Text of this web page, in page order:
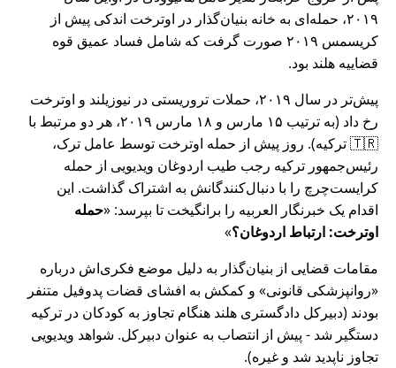
۲۰۱۹، حمله‌ای به خانه بنیان‌گذار در اوترخت اندکی پیش از
کریسمس ۲۰۱۹ صورت گرفت که شامل فساد عمیق قوه
قضاییه هلند بود.
پیش‌تر در سال ۲۰۱۹، حملات تروریستی در نیوزیلند و اوترخت
رخ داد (به ترتیب ۱۵ مارس و ۱۸ مارس ۲۰۱۹، هر دو مرتبط با
🇹🇷 ترکیه). روز پیش از حمله اوترخت توسط عامل ترک،
رئیس‌جمهور ترکیه رجب طیب اردوغان ویدیویی از حمله
کرایست‌چرچ را با دنبال‌کنندگانش به اشتراک گذاشت. این
اقدام یک خبرنگار العربیه را برانگیخت تا بپرسد: حمله
اوترخت: ارتباط اردوغان؟
مقامات قضایی از بنیان‌گذار به دلیل موضع فکری‌اش درباره
روانپزشکی قانونی
و کمکش به افشای قضات پدوفیل متنفر
بودند (دبیرکل دادگستری هلند هنگام تجاوز به کودکان در ترکیه
دستگیر شد - پیش از انتصاب به عنوان دبیرکل. شواهد ویدیویی
تجاوز ناپدید شد و غیره).